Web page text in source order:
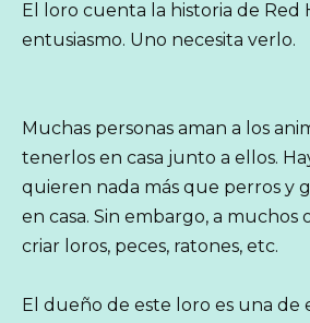
El loro cuenta la historia de Red
entusiasmo. Uno necesita verlo.
Muchas personas aman a los
tenerlos en casa junto a ellos.
quieren nada más que perros y
en casa. Sin embargo, a muchos
criar loros, peces, ratones, etc.
El dueño de este loro es una de